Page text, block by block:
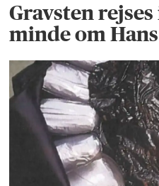
Gravsten
minde om